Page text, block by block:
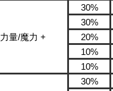
力量/魔力 +
30%
30%
20%
10%
10%
30%